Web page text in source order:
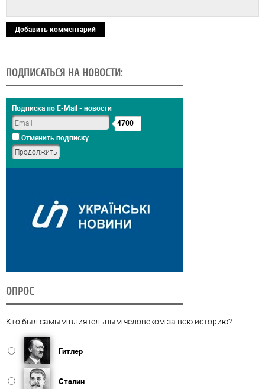
Добавить комментарий
ПОДПИСАТЬСЯ НА НОВОСТИ:
Подписка по E-Mail - новости
4700
Отменить подписку
ОПРОС
Кто был самым влиятельным человеком за всю историю?
Гитлер
Сталин